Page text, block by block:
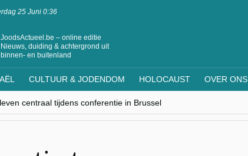
25 Juni 0:36
JoodsActueel.be – online editie
Nieuws, duiding & achtergrond uit
binnen- en buitenland
CULTUUR & JODENDOM HOLOCAUST OVER ONS
centraal tijdens conferentie in Brussel
minderheden begrijpt”, Jinnih Beels (Vooruit)
van Oost-Europa